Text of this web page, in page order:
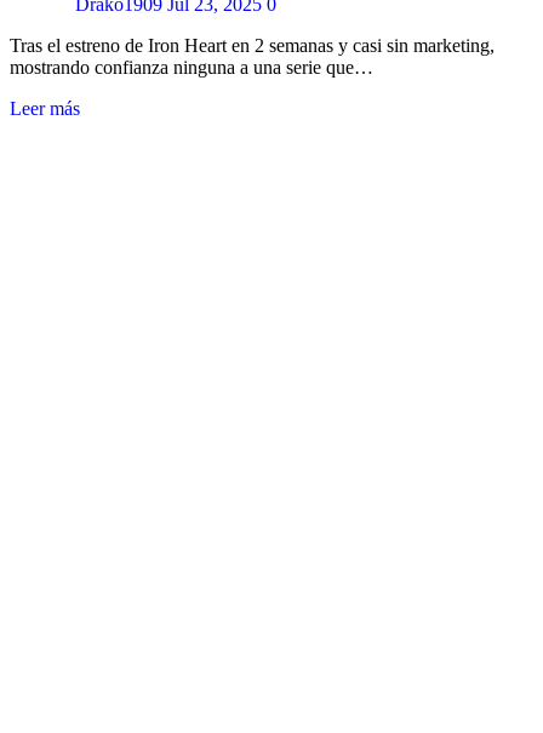
Drako1909 Jul 23, 2025 0
Tras el estreno de Iron Heart en 2 semanas y casi sin marketing,
mostrando confianza ninguna a una serie que…
Leer más